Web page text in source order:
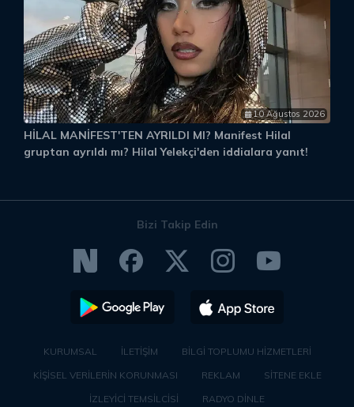
10 Ağustos 2026
HİLAL MANİFEST'TEN AYRILDI MI? Manifest Hilal
gruptan ayrıldı mı? Hilal Yelekçi'den iddialara yanıt!
Bizi Takip Edin
KURUMSAL İLETİŞİM
BİLGİ TOPLUMU HİZMETLERİ
KİŞİSEL VERİLERİN KORUNMASI
REKLAM
SİTENE EKLE
İZLEYİCİ TEMSİLCİSİ
RADYO DİNLE